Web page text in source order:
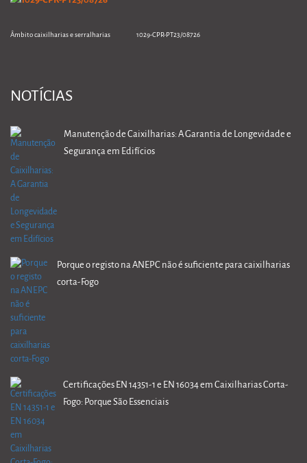
Âmbito caixilharias e serralharias 1029-CPR-PT23/08726
NOTÍCIAS
Manutenção de Caixilharias: A Garantia de Longevidade e
Segurança em Edifícios
Porque o registo na ANEPC não é suficiente para caixilharias
corta-Fogo
Certificações EN 14351-1 e EN 16034 em Caixilharias Corta-
Fogo: Porque São Essenciais